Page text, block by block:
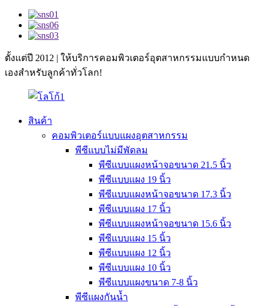
ตั้งแต่ปี 2012 | ให้บริการคอมพิวเตอร์อุตสาหกรรมแบบกำหนด
เองสำหรับลูกค้าทั่วโลก!
สินค้า
คอมพิวเตอร์แบบแผงอุตสาหกรรม
พีซีแบบไม่มีพัดลม
พีซีแบบแผงหน้าจอขนาด 21.5 นิ้ว
พีซีแบบแผง 19 นิ้ว
พีซีแบบแผงหน้าจอขนาด 17.3 นิ้ว
พีซีแบบแผง 17 นิ้ว
พีซีแบบแผงหน้าจอขนาด 15.6 นิ้ว
พีซีแบบแผง 15 นิ้ว
พีซีแบบแผง 12 นิ้ว
พีซีแบบแผง 10 นิ้ว
พีซีแบบแผงขนาด 7-8 นิ้ว
พีซีแผงกันน้ำ